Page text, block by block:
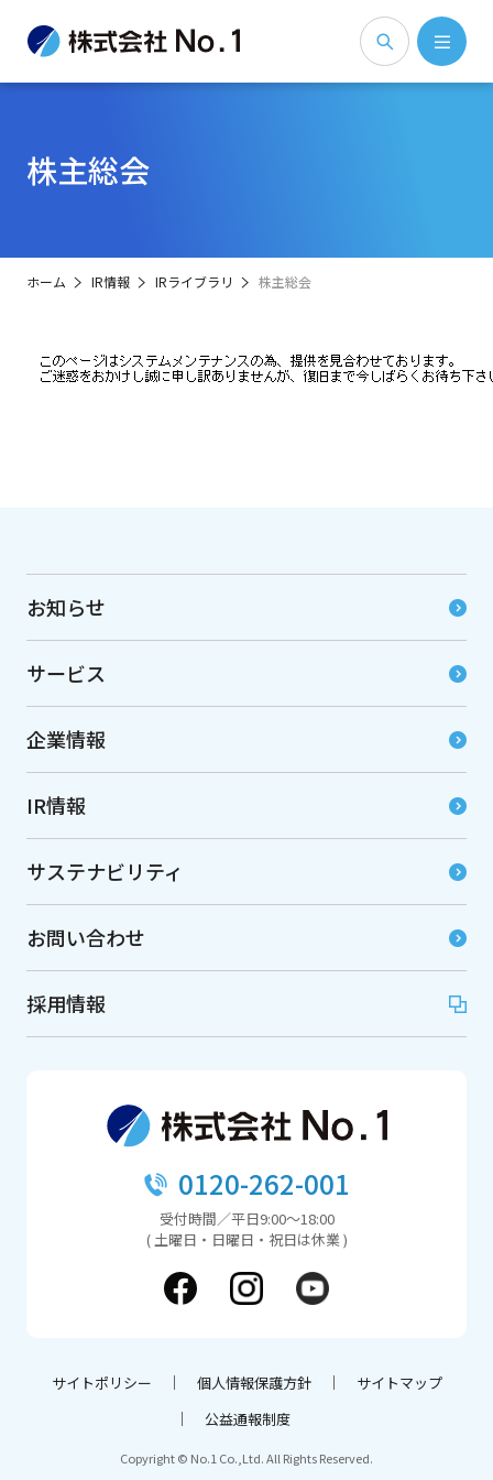
株主総会
ホーム IR情報 IRライブラリ 株主総会
お知らせ
サービス
企業情報
IR情報
サステナビリティ
お問い合わせ
採用情報
0120-262-001
受付時間／平日9:00～18:00
( 土曜日・日曜日・祝日は休業 )
サイトポリシー 個人情報保護方針
サイトマップ
公益通報制度
Copyright © No.1 Co.,Ltd. All Rights Reserved.